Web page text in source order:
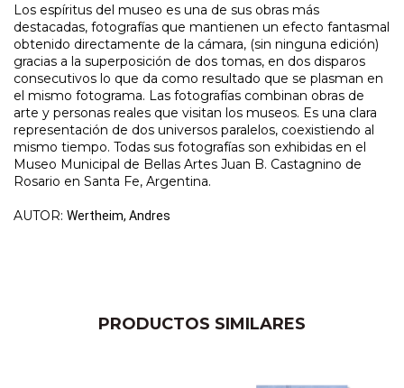
Los espíritus del museo es una de sus obras más
destacadas, fotografías que mantienen un efecto fantasmal
obtenido directamente de la cámara, (sin ninguna edición)
gracias a la superposición de dos tomas, en dos disparos
consecutivos lo que da como resultado que se plasman en
el mismo fotograma. Las fotografías combinan obras de
arte y personas reales que visitan los museos. Es una clara
representación de dos universos paralelos, coexistiendo al
mismo tiempo. Todas sus fotografías son exhibidas en el
Museo Municipal de Bellas Artes Juan B. Castagnino de
Rosario en Santa Fe, Argentina.
AUTOR: Wertheim, Andres
PRODUCTOS SIMILARES